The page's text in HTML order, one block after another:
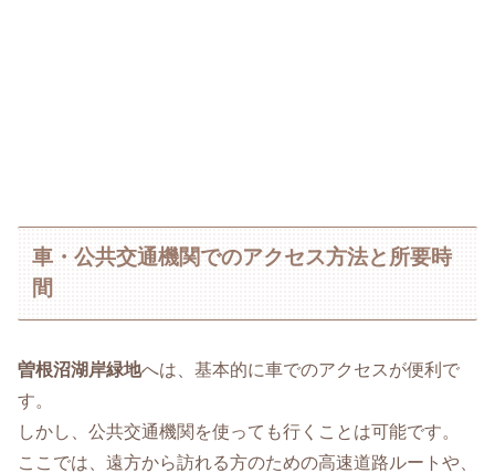
車・公共交通機関でのアクセス方法と所要時
間
曽根沼湖岸緑地へは、基本的に車でのアクセスが便利で
す。
しかし、公共交通機関を使っても行くことは可能です。
ここでは、遠方から訪れる方のための高速道路ルートや、